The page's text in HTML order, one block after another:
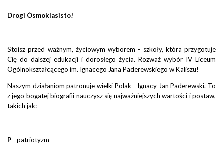
Drogi Ósmoklasisto!
Stoisz przed ważnym, życiowym wyborem - szkoły, która przygotuje
Cię do dalszej edukacji i dorosłego życia. Rozważ wybór IV Liceum
Ogólnokształcącego im. Ignacego Jana Paderewskiego w Kaliszu!
Naszym działaniom patronuje wielki Polak - Ignacy Jan Paderewski. To
z jego bogatej biografii nauczysz się najważniejszych wartości i postaw,
takich jak:
P - patriotyzm